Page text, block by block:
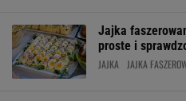
Jajka
proste i
JAJKA JAJKA